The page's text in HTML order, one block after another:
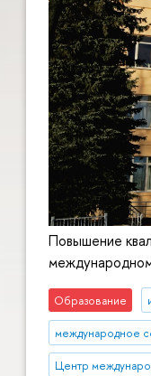
Повышение
Образование
международное
Центр